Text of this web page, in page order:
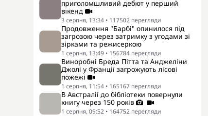
приголомшливий дебют у перший
вікенд
3 серпня, 13:34 • 117502 перегляди
Продовження "Барбі" опинилося під
загрозою через затримку з угодами зі
зірками та режисеркою
1 серпня, 13:49 • 156784 перегляди
Виноробні Бреда Пітта та Анджеліни
Джолі у Франції загрожують лісові
пожежі
1 серпня, 11:54 • 165167 перегляди
В Австралії до бібліотеки повернули
книгу через 150 років
1 серпня, 09:52 • 164752 перегляди